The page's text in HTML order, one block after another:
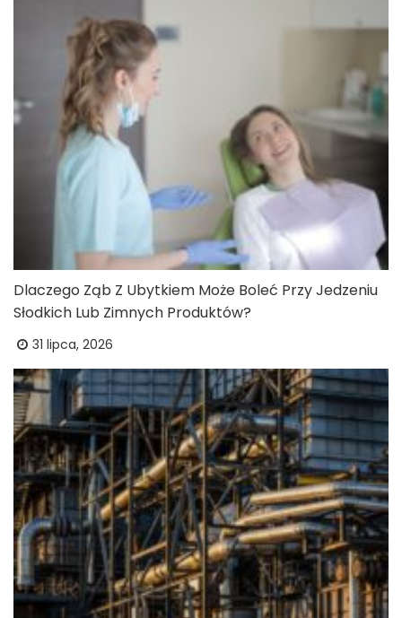
Dlaczego Ząb Z Ubytkiem Może Boleć Przy Jedzeniu
Słodkich Lub Zimnych Produktów?
31 lipca, 2026